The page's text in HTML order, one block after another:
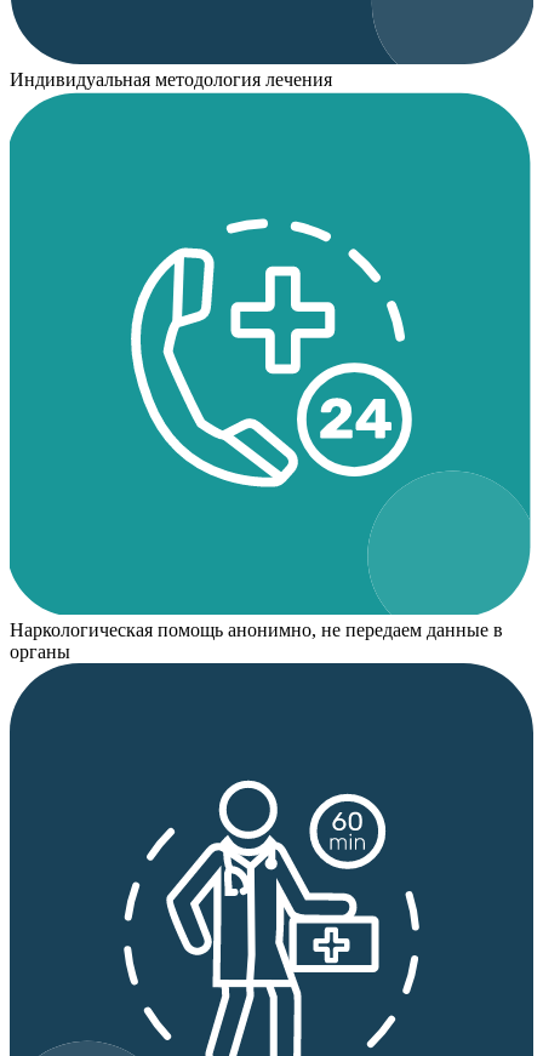
Индивидуальная методология лечения
Наркологическая помощь анонимно, не передаем данные в
органы